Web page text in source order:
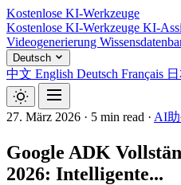
Kostenlose KI-Werkzeuge
Kostenlose KI-Werkzeuge KI-
Videogenerierung
Deutsch
中文 English Deutsch Français
27. März 2026 · 5 min read · AI
Google ADK
2026: Intelligente...